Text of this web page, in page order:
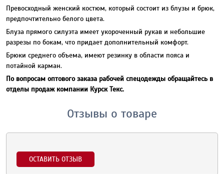
Превосходный женский костюм, который состоит из блузы и брюк,
предпочтительно белого цвета.
Блуза прямого силуэта имеет укороченный рукав и небольшие
разрезы по бокам, что придает дополнительный комфорт.
Брюки среднего объема, имеют резинку в области пояса и
потайной карман.
По вопросам оптового заказа рабочей спецодежды обращайтесь в
отделы продаж компании Курск Текс.
Отзывы о товаре
ОСТАВИТЬ ОТЗЫВ